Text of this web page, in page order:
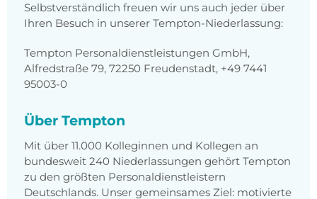
Selbstverständlich freuen wir uns auch jeder über
Ihren Besuch in unserer Tempton-Niederlassung:
Tempton Personaldienstleistungen GmbH,
Alfredstraße 79, 72250 Freudenstadt, +49 7441
95003-0
Über Tempton
Mit über 11.000 Kolleginnen und Kollegen an
bundesweit 240 Niederlassungen gehört Tempton
zu den größten Personaldienstleistern
Deutschlands. Unser gemeinsames Ziel: motivierte